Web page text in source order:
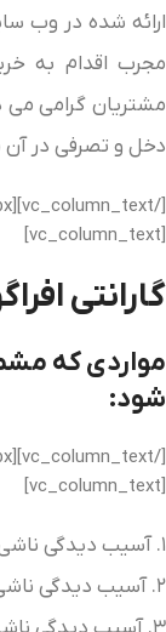
ارائه شده در وب
مجرب اقدام به
مشتریان گرامی
دخل و تصرفی در آن
[vc_column_text]
گارانتی
مواردی که
شود:
[vc_column_text]
۱. آسیب دیدگی ناشی از حمل و نقل نادرست.
۲. آسیب دیدگی ناشی از پارگی رویه در اثر برخورد با اشیاء تیز و برنده